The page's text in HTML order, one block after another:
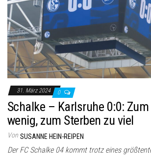
31. März 2024 0
Schalke – Karlsruhe 0:0:
wenig, zum Sterben zu viel
Von SUSANNE HEIN-REIPEN
Der FC Schalke 04 kommt trotz eines